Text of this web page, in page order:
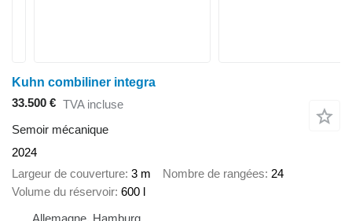
Kuhn combiliner integra
33.500 € TVA incluse
Semoir mécanique
2024
Largeur de couverture 3 m Nombre de rangées 24
Volume du réservoir 600 l
Allemagne, Hamburg